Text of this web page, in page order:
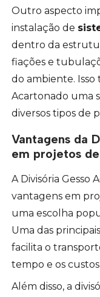
Outro aspecto
instalação de
dentro da
fiações e
do ambiente. Isso
Acartonado uma
diversos tipos de
Vantagens da
em projetos
A Divisória Gesso
vantagens em
uma escolha
Uma das
facilita o
tempo e os
Além disso, a